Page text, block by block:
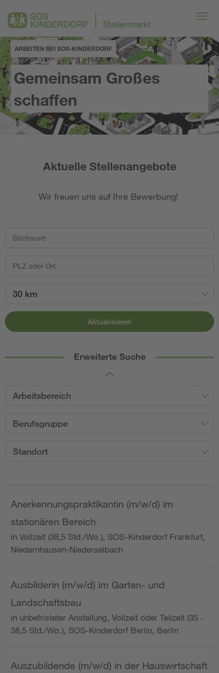
ARBEITEN BEI SOS-KINDERDORF
Gemeinsam Großes
schaffen
Aktuelle Stellenangebote
Wir freuen uns auf Ihre Bewerbung!
30 km
Aktualisieren
Erweiterte Suche
Arbeitsbereich
Berufsgruppe
Standort
Anerkennungspraktikantin (m/w/d) im
stationären Bereich
in Vollzeit (38,5 Std./Wo.), SOS-Kinderdorf Frankfurt,
Niedernhausen-Niederselbach
Ausbilderin (m/w/d) im Garten- und
Landschaftsbau
in unbefristeter Anstellung, Vollzeit oder Teilzeit (35 -
38,5 Std./Wo.), SOS-Kinderdorf Berlin, Berlin
Auszubildende (m/w/d) in der Hauswirtschaft